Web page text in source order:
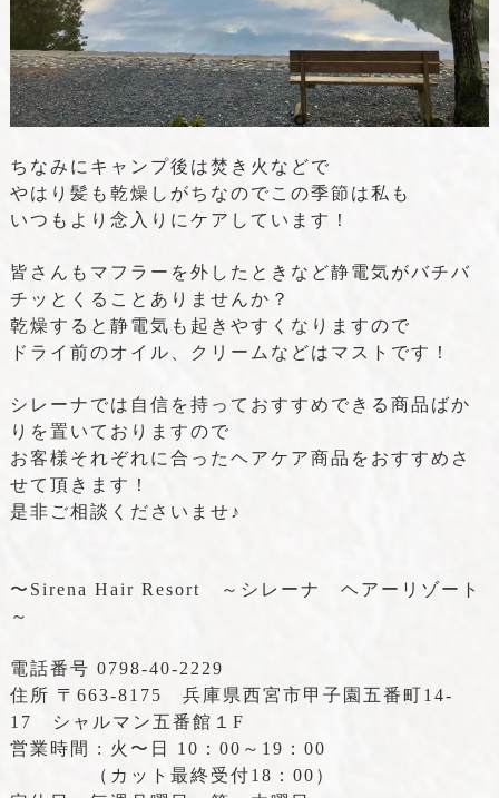
ちなみにキャンプ後は焚き火などで
やはり髪も乾燥しがちなのでこの季節は私も
いつもより念入りにケアしています！
皆さんもマフラーを外したときなど静電気がバチバ
チッとくることありませんか？
乾燥すると静電気も起きやすくなりますので
ドライ前のオイル、クリームなどはマストです！
シレーナでは自信を持っておすすめできる 商品ばか
りを置いておりますので
お客様それぞれに合ったヘアケア商品を おすすめさ
せて頂きます！
是非ご相談くださいませ♪
〜Sirena Hair Resort ～シレーナ ヘアーリゾート
～
電話番号 0798-40-2229
住所 〒663-8175 兵庫県西宮市甲子園五番町14-
17 シャルマン五番館１F
営業時間 : 火〜日 10：00～19：00
（カット最終受付18：00）